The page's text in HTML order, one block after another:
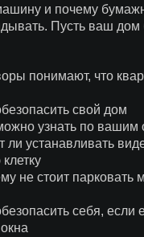
и почему
Пусть ваш дом
понимают, что
свой дом
узнать по вашим
ли устанавливать
не стоит парковать
себя, если